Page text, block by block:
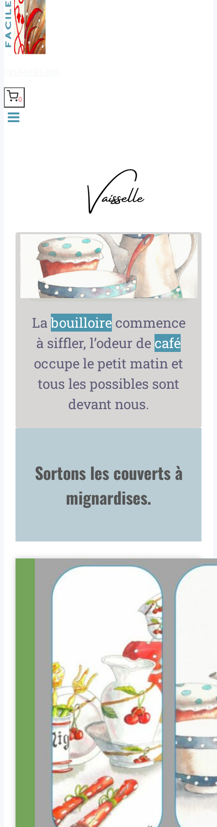
0
Labouilloirecommence
à siffler, l’odeur de café
occupe le petit matin et
tous les possibles sont
devant nous.
Sortons les couverts à
mignardises.